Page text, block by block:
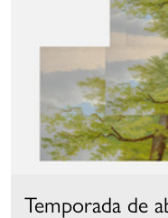
Temporada de